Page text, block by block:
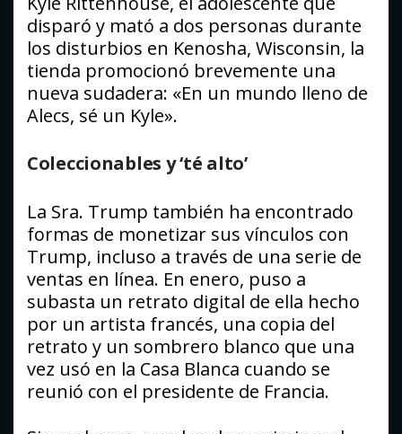
disparó y mató a dos personas durante
los disturbios en Kenosha, Wisconsin, la
tienda promocionó brevemente una
nueva sudadera: «En un mundo lleno de
Alecs, sé un Kyle».
Coleccionables y ‘té alto’
La Sra. Trump también ha encontrado
formas de monetizar sus vínculos con
Trump, incluso a través de una serie de
ventas en línea. En enero, puso a
subasta un retrato digital de ella hecho
por un artista francés, una copia del
retrato y un sombrero blanco que una
vez usó en la Casa Blanca cuando se
reunió con el presidente de Francia.